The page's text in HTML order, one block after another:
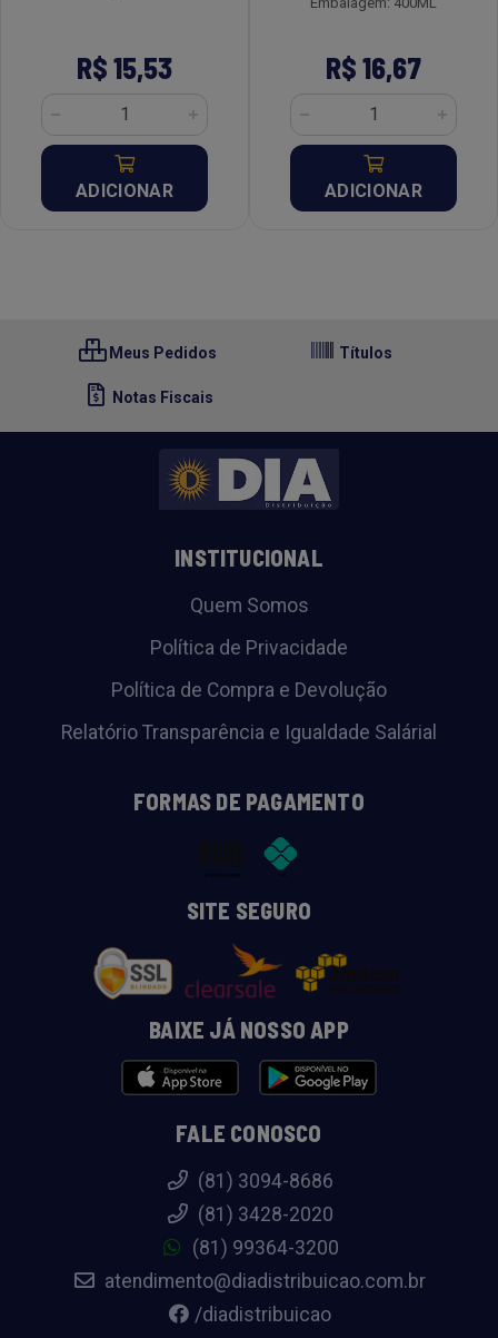
R$ 15,53
ADICIONAR
R$ 16,67
ADICIONAR
Meus Pedidos Títulos
Notas Fiscais
INSTITUCIONAL
Quem Somos
Política de Privacidade
Política de Compra e Devolução
Relatório Transparência e Igualdade Salárial
FORMAS DE PAGAMENTO
SITE SEGURO
BAIXE JÁ NOSSO APP
FALE CONOSCO
(81) 3094-8686
(81) 3428-2020
(81) 99364-3200
atendimento@diadistribuicao.com.br
/diadistribuicao